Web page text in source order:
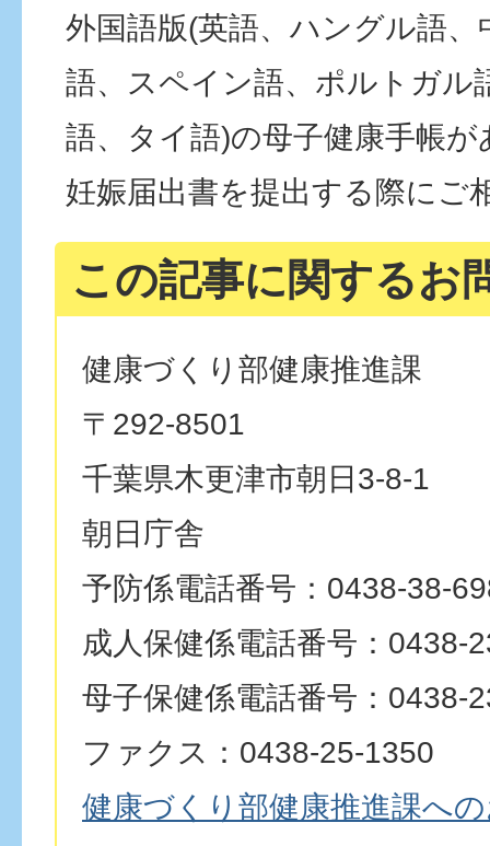
外国語版(英語、ハングル語
語、スペイン語、ポルトガル
語、タイ語)の母子健康手帳が
妊娠届出書を提出する際にご
この記事に関するお
健康づくり部健康推進課
〒292-8501
千葉県木更津市朝日3-8-1
朝日庁舎
予防係電話番号：0438-38-
成人保健係電話番号：0438-
母子保健係電話番号：0438-
ファクス：0438-25-1350
健康づくり部健康推進課へ